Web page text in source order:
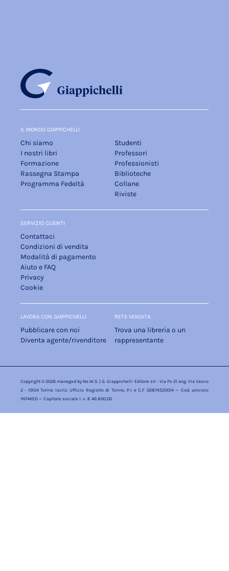
IL MONDO GIAPPICHELLI
Chi siamo
I nostri libri
Formazione
Rassegna Stampa
Programma Fedeltà
Studenti
Professori
Professionisti
Biblioteche
Collane
Riviste
SERVIZIO CLIENTI
Contattaci
Condizioni di vendita
Modalità di pagamento
Aiuto e FAQ
Privacy
Cookie
LAVORA CON GIAPPICHELLI
Pubblicare con noi
Diventa agente/rivenditore
RETE VENDITA
Trova una libreria o un
rappresentante
Copyright © 2026 managed by Ne.W.S. | G. Giappichelli Editore srl - Via Po 21 ang. Via Vasco
2 - 10124 Torino Iscriz. Ufficio Registro di Torino, P.I e C.F 02874520014 — Cod. univoco
1N74KED — Capitale sociale i. v. € 46.800,00